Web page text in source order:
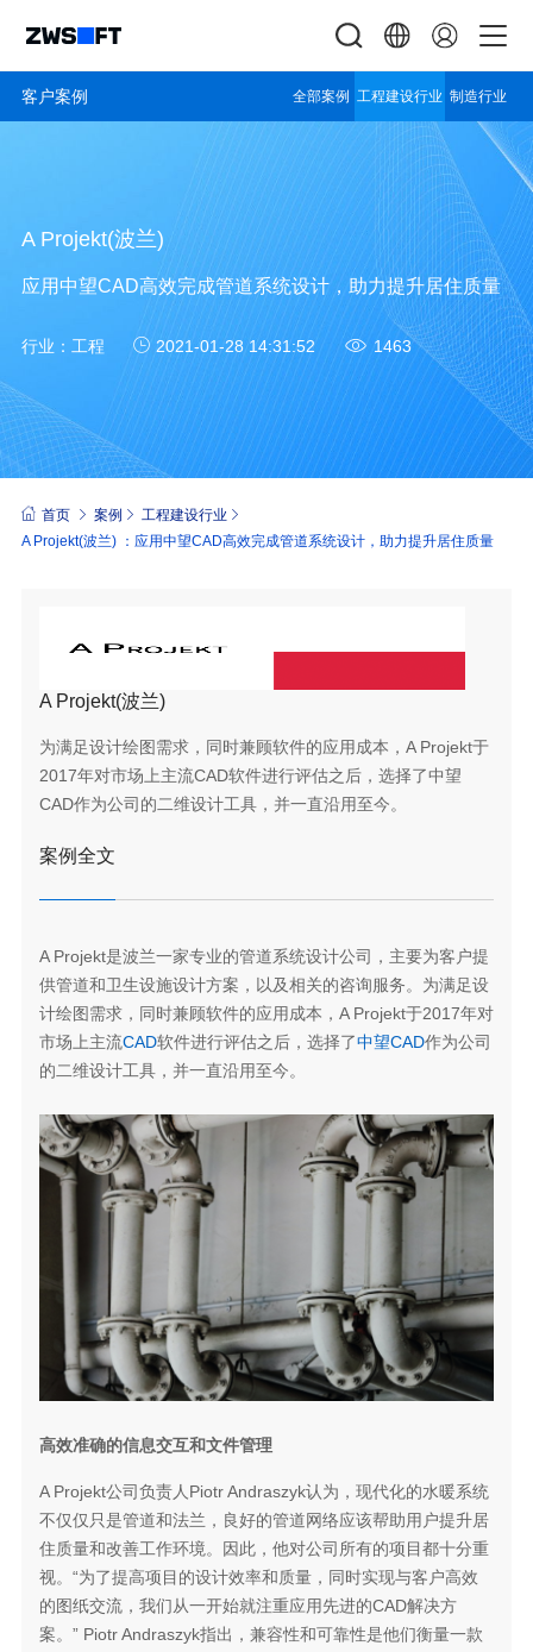
客户案例 全部案例 工程建设行业 制造行业
A Projekt(波兰)
应用中望CAD高效完成管道系统设计，助力提升居住质量
行业： 工程 2021-01-28 14:31:52 1463
首页 案例
工程建设行业
A Projekt(波兰) ：应用中望CAD高效完成管道系统设计，助力提升居住质量
A Projekt(波兰)
为满足设计绘图需求，同时兼顾软件的应用成本，A Projekt于
2017年对市场上主流CAD软件进行评估之后，选择了中望
CAD作为公司的二维设计工具，并一直沿用至今。
案例全文
A Projekt是波兰一家专业的管道系统设计公司，主要为客户提
供管道和卫生设施设计方案，以及相关的咨询服务。为满足设
计绘图需求，同时兼顾软件的应用成本，A Projekt于2017年对
市场上主流CAD软件进行评估之后，选择了中望CAD作为公司
的二维设计工具，并一直沿用至今。
高效准确的信息交互和文件管理
A Projekt公司负责人Piotr Andraszyk认为，现代化的水暖系统
不仅仅只是管道和法兰，良好的管道网络应该帮助用户提升居
住质量和改善工作环境。因此，他对公司所有的项目都十分重
视。“为了提高项目的设计效率和质量，同时实现与客户高效
的图纸交流，我们从一开始就注重应用先进的CAD解决方
案。” Piotr Andraszyk指出，兼容性和可靠性是他们衡量一款